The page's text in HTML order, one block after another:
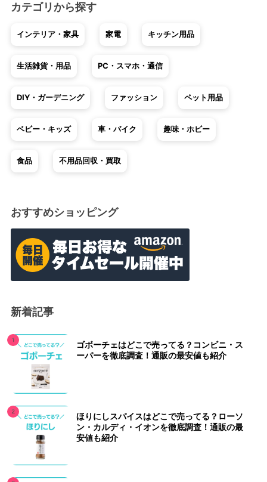
カテゴリから探す
インテリア・家具 家電 キッチン用品
生活雑貨・用品 PC・スマホ・通信
DIY・ガーデニング ファッション ペット用品
ベビー・キッズ 車・バイク 趣味・ホビー
食品 不用品回収・買取
おすすめショッピング
新着記事
ゴボーチェはどこで売ってる？コンビニ・ス
ーパーを徹底調査！通販の最安値も紹介
ほりにしスパイスはどこで売ってる？ローソ
ン・カルディ・イオンを徹底調査！通販の最
安値も紹介